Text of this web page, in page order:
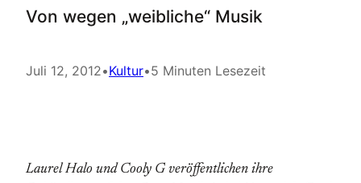
Von wegen „weibliche“ Musik
Juli 12, 2012•Kultur•5 Minuten Lesezeit
Laurel Halo und Cooly G veröffentlichen ihre